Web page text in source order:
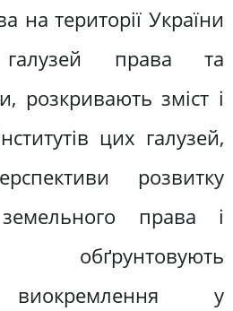
на території України
права та
розкривають зміст і
цих галузей,
розвитку
права і
обґрунтовують
виокремлення у